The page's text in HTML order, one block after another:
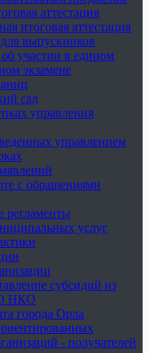
аттестация
итоговая аттестация
выпускников
участии в едином
экзамене
сад
управления
управлением
с обращениями
регламенты
услуг
субсидий из
НКО
города Орла
- получателей